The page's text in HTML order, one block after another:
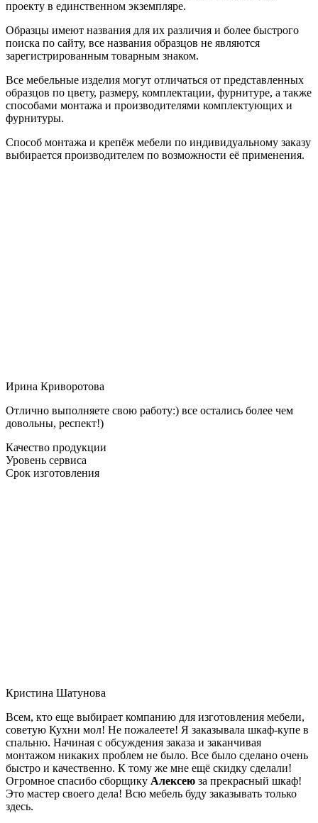
проекту в единственном экземпляре.
Образцы имеют названия для их различия и более быстрого
поиска по сайту, все названия образцов не являются
зарегистрированным товарным знаком.
Все мебельные изделия могут отличаться от представленных
образцов по цвету, размеру, комплектации, фурнитуре, а также
способами монтажа и производителями комплектующих и
фурнитуры.
Способ монтажа и крепёж мебели по индивидуальному заказу
выбирается производителем по возможности её применения.
Ирина Криворотова
Отлично выполняете свою работу:) все остались более чем
довольны, респект!)
Качество продукции
Уровень сервиса
Срок изготовления
Кристина Шатунова
Всем, кто еще выбирает компанию для изготовления мебели,
советую Кухни мол! Не пожалеете! Я заказывала шкаф-купе в
спальню. Начиная с обсуждения заказа и заканчивая
монтажом никаких проблем не было. Все было сделано очень
быстро и качественно. К тому же мне ещё скидку сделали!
Огромное спасибо сборщику Алексею за прекрасный шкаф!
Это мастер своего дела! Всю мебель буду заказывать только
здесь.